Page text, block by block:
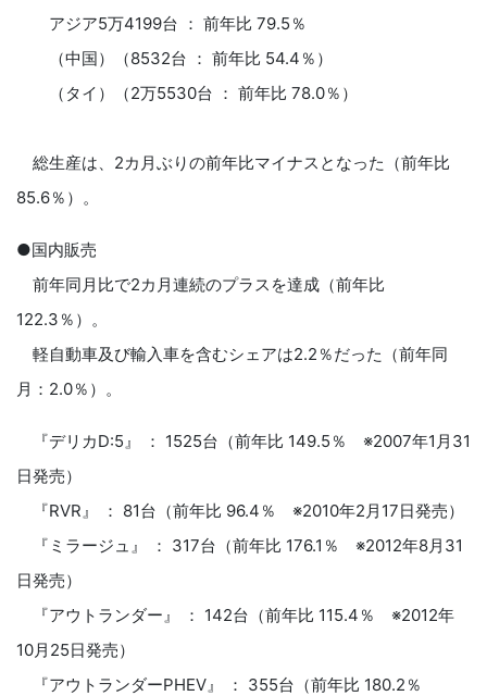
アジア5万4199台 ： 前年比 79.5％
（中国）（8532台 ： 前年比 54.4％）
（タイ）（2万5530台 ： 前年比 78.0％）
総生産は、2カ月ぶりの前年比マイナスとなった（前年比
85.6％）。
●国内販売
前年同月比で2カ月連続のプラスを達成（前年比
122.3％）。
軽自動車及び輸入車を含むシェアは2.2％だった（前年同
月：2.0％）。
『デリカD:5』 ： 1525台（前年比 149.5％ ※2007年1月31
日発売）
『RVR』 ： 81台（前年比 96.4％ ※2010年2月17日発売）
『ミラージュ』 ： 317台（前年比 176.1％ ※2012年8月31
日発売）
『アウトランダー』 ： 142台（前年比 115.4％ ※2012年
10月25日発売）
『アウトランダーPHEV』 ： 355台（前年比 180.2％